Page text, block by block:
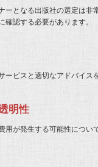
ーとなる出版社の選定は
確認する必要があります。
ービスと適切なアドバイス
明性
用が発生する可能性につ